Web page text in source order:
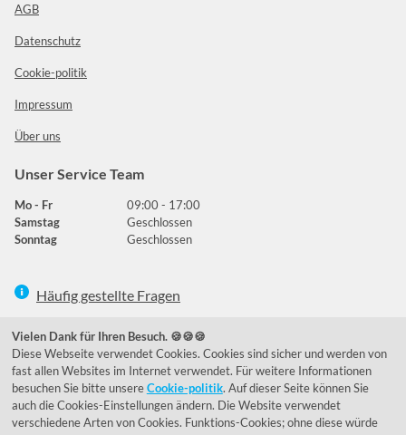
AGB
Datenschutz
Cookie-politik
Impressum
Über uns
Unser Service Team
Mo - Fr
09:00 - 17:00
Samstag
Geschlossen
Sonntag
Geschlossen
Häufig gestellte Fragen
039292 - 678215
de@lumidora.com
FacebookInstagram
Vielen Dank für Ihren Besuch. 🍪🍪🍪
Diese Webseite verwendet Cookies. Cookies sind sicher und werden von
fast allen Websites im Internet verwendet. Für weitere Informationen
besuchen Sie bitte unsereCookie-politik. Auf dieser Seite können Sie
auch die Cookies-Einstellungen ändern. Die Website verwendet
verschiedene Arten von Cookies. Funktions-Cookies; ohne diese würde